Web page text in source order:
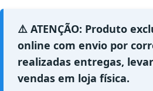
⚠️ ATENÇÃO: Produto
online com envio por
realizadas entregas,
vendas em loja física.